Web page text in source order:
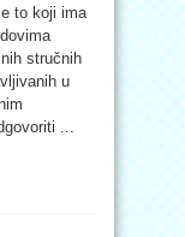
to koji ima
stručnih
u
...